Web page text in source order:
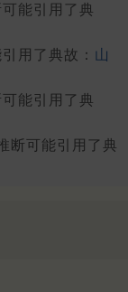
能引用了典
用了典故： 山
能引用了典
断可能引用了典